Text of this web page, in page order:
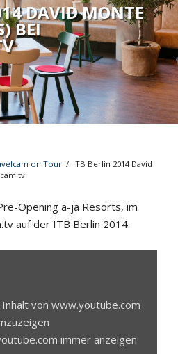
DAVID MONTE
BEI
on Tour / ITB Berlin 2014 David
Opening a-ja Resorts, im
auf der ITB Berlin 2014:
von www.youtube.com
immer anzeigen